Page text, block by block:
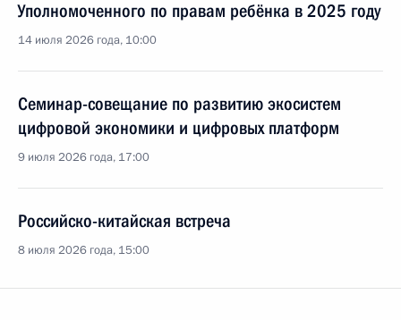
Уполномоченного по правам ребёнка в 2025 году
14 июля 2026 года, 10:00
Семинар-совещание по развитию экосистем
цифровой экономики и цифровых платформ
9 июля 2026 года, 17:00
Российско-китайская встреча
8 июля 2026 года, 15:00